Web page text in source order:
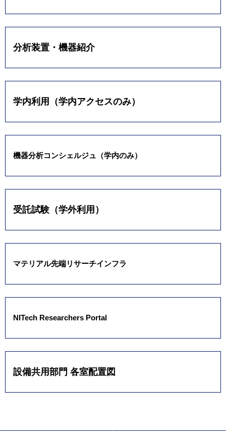
分析装置・機器紹介
学内利用（学内アクセスのみ）
機器分析コンシェルジュ（学内のみ）
受託試験（学外利用）
マテリアル先端リサーチインフラ
NITech Researchers Portal
設備共用部門 各室配置図